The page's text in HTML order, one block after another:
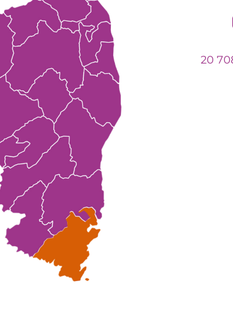
20